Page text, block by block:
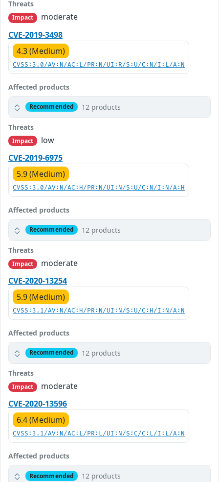
Threats
Impact
moderate
CVE-2019-3498
4.3 (Medium)
CVSS:3.0/AV:N/AC:L/PR:N/UI:R/S:U/C:N/I:L/A:N
Affected products
Recommended 12 products
Threats
Impact
low
CVE-2019-6975
5.9 (Medium)
CVSS:3.0/AV:N/AC:H/PR:N/UI:N/S:U/C:N/I:N/A:H
Affected products
Recommended 12 products
Threats
Impact
moderate
CVE-2020-13254
5.9 (Medium)
CVSS:3.1/AV:N/AC:H/PR:N/UI:N/S:U/C:H/I:N/A:N
Affected products
Recommended 12 products
Threats
Impact
moderate
CVE-2020-13596
6.4 (Medium)
CVSS:3.1/AV:N/AC:L/PR:L/UI:N/S:C/C:L/I:L/A:N
Affected products
Recommended 12 products